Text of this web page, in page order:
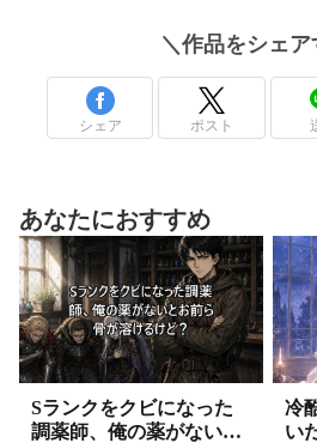
＼作品をシェア
シェア ポスト
あなたにおすすめ
Sランクをクビになった
調薬師、俺の薬がないと
冷
い